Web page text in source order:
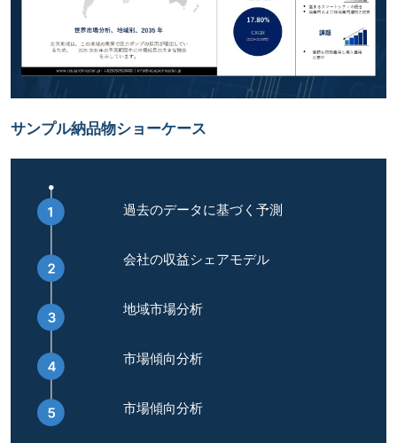
サンプル納品物ショーケース
過去のデータに基づく予測
会社の収益シェアモデル
地域市場分析
市場傾向分析
市場傾向分析